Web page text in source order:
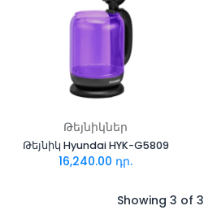
Թեյնիկներ
Թեյնիկ Hyundai HYK-G5809
16,240.00 դր.
Showing 3 of